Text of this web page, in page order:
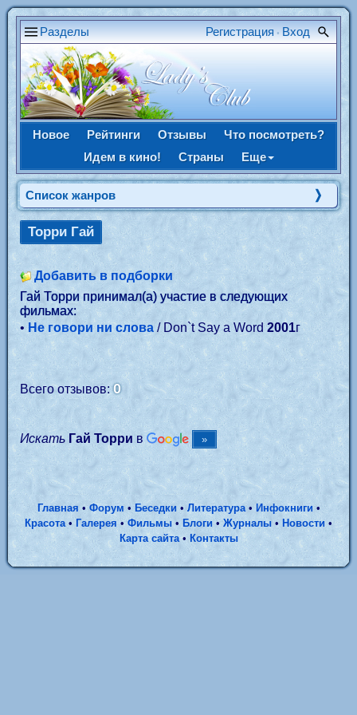
Разделы Регистрация • Вход
Новое Рейтинги Отзывы
Что посмотреть?
Идем в кино!
Страны Еще
Список жанров
Торри Гай
Добавить в подборки
Гай Торри принимал(а) участие в следующих
фильмах:
• Не говори ни слова / Don`t Say a Word2001г
Всего отзывов:0
Искать Гай Торри в
Главная • Форум• Беседки• Литература• Инфокниги•
Красота• Галерея • Фильмы • Блоги • Журналы • Новости •
Карта сайта• Контакты